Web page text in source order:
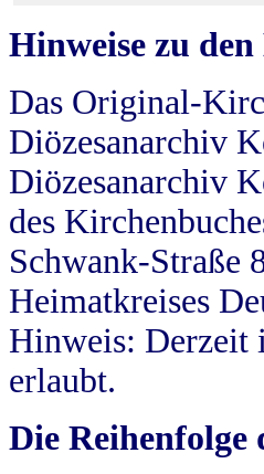
Hinweise zu
Das Original-
Diözesanarchiv
Diözesanarchiv
des
Schwank-Straße
Heimatkreises
Hinweis: Derzeit
erlaubt.
Die Reihenfolge